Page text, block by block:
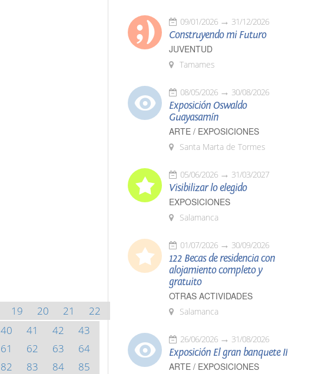
19 20 21
22
40 41 42
43
61 62 63
64
82 83 84
85
09/01/2026 31/12/2026
Construyendo mi Futuro
JUVENTUD
Tamames
08/05/2026 30/08/2026
Exposición Oswaldo
Guayasamín
ARTE / EXPOSICIONES
Santa Marta de Tormes
05/06/2026 31/03/2027
Visibilizar lo elegido
EXPOSICIONES
Salamanca
01/07/2026 30/09/2026
122 Becas de residencia con
alojamiento completo y
gratuito
OTRAS ACTIVIDADES
Salamanca
26/06/2026 31/08/2026
Exposición El gran banquete II
ARTE / EXPOSICIONES